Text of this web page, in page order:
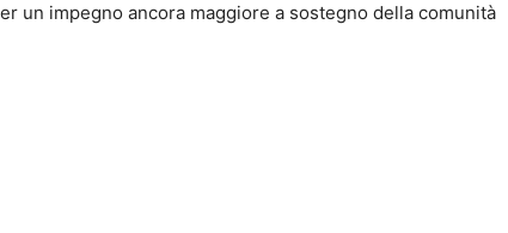
un impegno ancora maggiore a sostegno della comunità